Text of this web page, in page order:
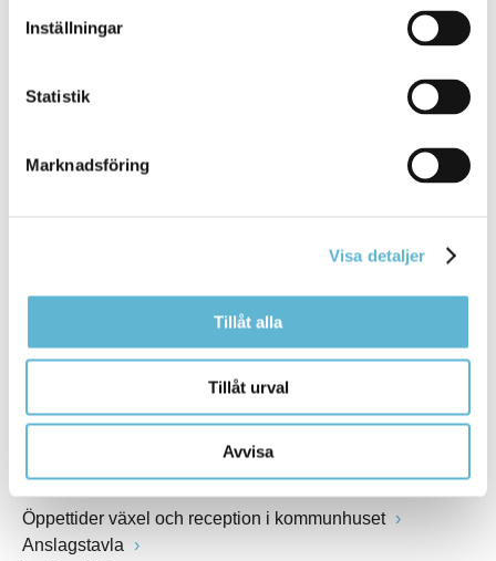
Inställningar
Statistik
Marknadsföring
Visa detaljer
Tillåt alla
Tillåt urval
Avvisa
KONTAKT
Besöksadress
Box 18, 295 21 Bromölla
Fax: 0456-82 22 00
Öppettider växel och reception i kommunhuset
Anslagstavla